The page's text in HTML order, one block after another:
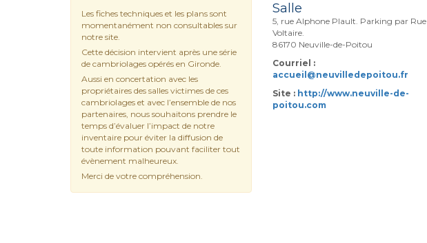
Les fiches techniques et les plans sont
momentanément non consultables sur
notre site.
Cette décision intervient après une série
de cambriolages opérés en Gironde.
Aussi en concertation avec les
propriétaires des salles victimes de ces
cambriolages et avec l’ensemble de nos
partenaires, nous souhaitons prendre le
temps d’évaluer l’impact de notre
inventaire pour éviter la diffusion de
toute information pouvant faciliter tout
évènement malheureux.
Merci de votre compréhension.
Salle
5, rue Alphone Plault. Parking par Rue
Voltaire.
86170 Neuville-de-Poitou
Courriel :
accueil@neuvilledepoitou.fr
Site : http://www.neuville-de-
poitou.com